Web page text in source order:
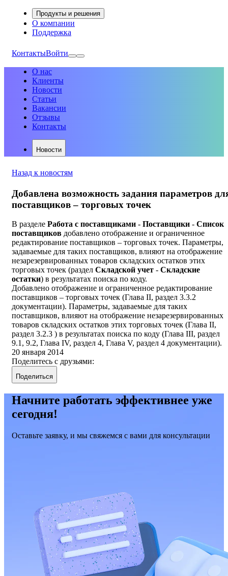
Продукты и решения
О компании
Поддержка
КонтактыВойти
О нас
Клиенты
Новости
Статьи
Вакансии
Отзывы
Контакты
Новости
Назад к новостям
Добавлена возможность задания параметров
поставщиков – торговых точек
В разделе Работа с поставщиками - Поставщики - Список
поставщиков добавлено отображение и ограниченное
редактирование поставщиков – торговых точек. Параметры,
задаваемые для таких поставщиков, влияют на отображение
незарезервированных товаров складских остатков этих
торговых точек (раздел Складской учет - Складские
остатки) в результатах поиска по коду.
Добавлено отображение и ограниченное редактирование
поставщиков – торговых точек (Глава II, раздел 3.3.2
документации). Параметры, задаваемые для таких
поставщиков, влияют на отображение незарезервированных
товаров складских остатков этих торговых точек (Глава II,
раздел 3.2.3 ) в результатах поиска по коду (Глава III, раздел
9.1, 9.2, Глава IV, раздел 4, Глава V, раздел 4 документации).
20 января 2014
Поделитесь с друзьями:
Поделиться
Начните работать эффективнее уже
сегодня!
Оставьте заявку, и мы свяжемся с вами для консультации